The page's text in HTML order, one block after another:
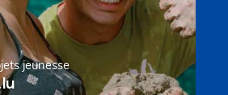
jeunesse